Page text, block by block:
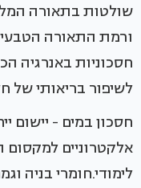
שולטות בתאורה
ורמת התאורה
חסכוניות באנרגיה
לשיפור בריאותי של
חסכון במים - יישום
אלקטרוניים למקסום
לימודי.חומרי בניה